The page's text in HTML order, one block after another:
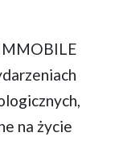
na życie